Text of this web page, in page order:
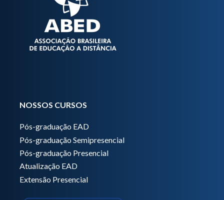
NOSSOS CURSOS
Pós-graduação EAD
Pós-graduação Semipresencial
Pós-graduação Presencial
Atualização EAD
Extensão Presencial